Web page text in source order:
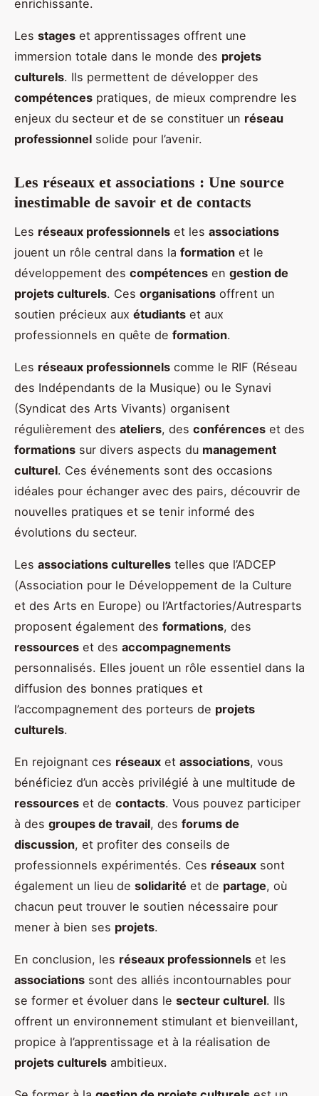
enrichissante.
Les stages et apprentissages offrent une
immersion totale dans le monde des projets
culturels. Ils permettent de développer des
compétences pratiques, de mieux comprendre les
enjeux du secteur et de se constituer un réseau
professionnel solide pour l’avenir.
Les réseaux et associations : Une source
inestimable de savoir et de contacts
Les réseaux professionnels et les associations
jouent un rôle central dans la formation et le
développement des compétences en gestion de
projets culturels. Ces organisations offrent un
soutien précieux aux étudiants et aux
professionnels en quête de formation.
Les réseaux professionnels comme le RIF (Réseau
des Indépendants de la Musique) ou le Synavi
(Syndicat des Arts Vivants) organisent
régulièrement des ateliers, des conférences et des
formations sur divers aspects du management
culturel. Ces événements sont des occasions
idéales pour échanger avec des pairs, découvrir de
nouvelles pratiques et se tenir informé des
évolutions du secteur.
Les associations culturelles telles que l’ADCEP
(Association pour le Développement de la Culture
et des Arts en Europe) ou l’Artfactories/Autresparts
proposent également des formations, des
ressources et des accompagnements
personnalisés. Elles jouent un rôle essentiel dans la
diffusion des bonnes pratiques et
l’accompagnement des porteurs de projets
culturels.
En rejoignant ces réseaux et associations, vous
bénéficiez d’un accès privilégié à une multitude de
ressources et de contacts. Vous pouvez participer
à des groupes de travail, des forums de
discussion, et profiter des conseils de
professionnels expérimentés. Ces réseaux sont
également un lieu de solidarité et de partage, où
chacun peut trouver le soutien nécessaire pour
mener à bien ses projets.
En conclusion, les réseaux professionnels et les
associations sont des alliés incontournables pour
se former et évoluer dans le secteur culturel. Ils
offrent un environnement stimulant et bienveillant,
propice à l’apprentissage et à la réalisation de
projets culturels ambitieux.